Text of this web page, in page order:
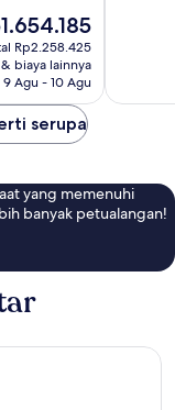
Rp2.258.425
biaya lainnya
9 Agu - 10 Agu
serupa
yang memenuhi
banyak petualangan!